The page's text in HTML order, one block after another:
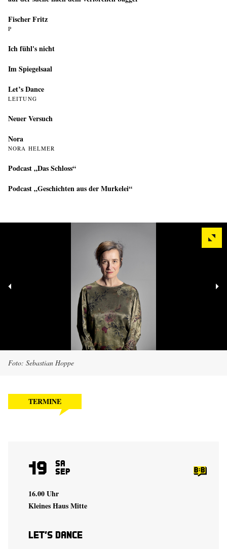
Fischer Fritz
P
Ich fühl's nicht
Im Spiegelsaal
Let’s Dance
LEITUNG
Neuer Versuch
Nora
NORA HELMER
Podcast „Das Schloss“
Podcast „Geschichten aus der Murkelei“
Foto: Sebastian Hoppe
TERMINE
19 Sa
Sep
16.00 Uhr
Kleines Haus Mitte
Let’s Dance